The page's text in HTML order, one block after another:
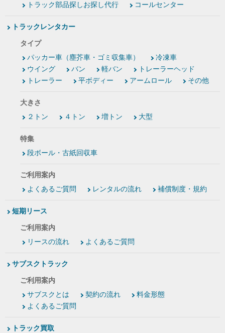
トラック部品探しお探し代行 コールセンター
トラックレンタカー
タイプ
パッカー車（塵芥車・ゴミ収集車）
冷凍車
ウイング
バン 軽バン
トレーラーヘッド
トレーラー
平ボディー アームロール その他
大きさ
２トン
４トン 増トン 大型
特集
段ボール・古紙回収車
ご利用案内
よくあるご質問
レンタルの流れ 補償制度・規約
短期リース
ご利用案内
リースの流れ
よくあるご質問
サブスクトラック
ご利用案内
サブスクとは
契約の流れ
料金形態
よくあるご質問
トラック買取